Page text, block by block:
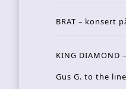
BRAT – konsert
KING
Gus G. to the